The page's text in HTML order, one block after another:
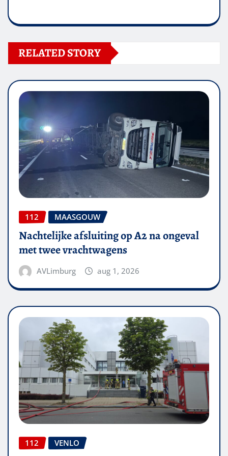
RELATED STORY
112 MAASGOUW
Nachtelijke afsluiting op A2 na ongeval
met twee vrachtwagens
AVLimburg aug 1, 2026
112 VENLO